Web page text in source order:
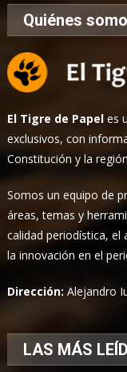
Quiénes
El Tigre de Papel es
exclusivos, con
Constitución y la
Somos un equipo de
áreas, temas y
calidad periodística, el
la innovación en el
Dirección:Alejandro
LAS MÁS